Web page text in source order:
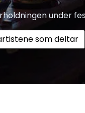
under
som deltar